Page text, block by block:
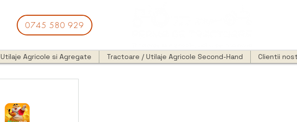
0745 580 929
Utilaje Agricole si Agregate Tractoare / Utilaje Agricole Second-Hand Clientii